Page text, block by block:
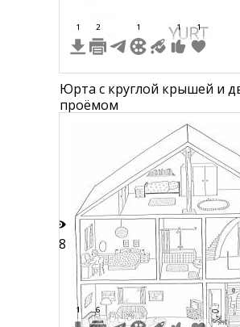
1 2 1 1 1
Юрта с круглой крышей и
проёмом
18
1 6